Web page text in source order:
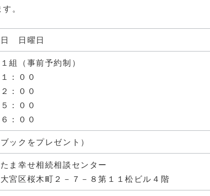
。
日 日曜日
組（事前予約制）
：００
：００
：００
：００
ックをプレゼント）
ま幸せ相続相談センター
宮区桜木町２－７－８第１１松ビル４階